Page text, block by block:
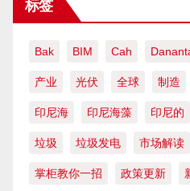
标签
Bak BIM Cah
产业 光伏 全球 制造
印尼海 印尼海藻 印尼的
垃圾 垃圾发电 市场解读
掌柜教你一招 政策更新